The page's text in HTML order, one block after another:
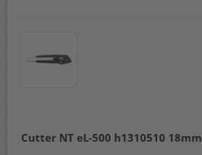
Cutter NT eL-500 h1310510 18mm